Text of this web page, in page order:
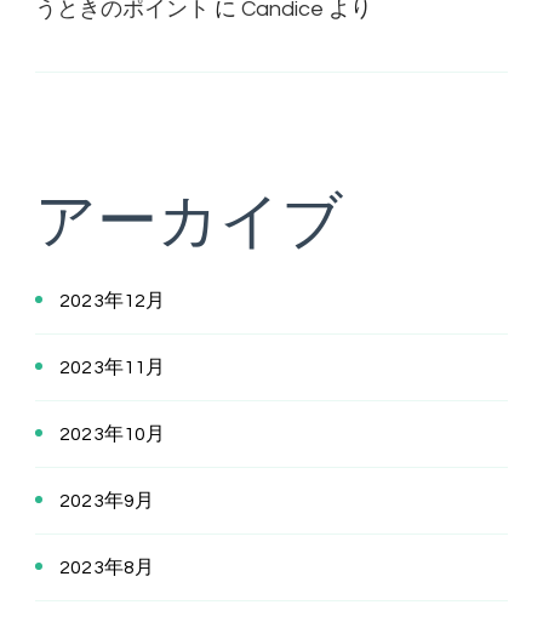
うときのポイント に Candice より
アーカイブ
2023年12月
2023年11月
2023年10月
2023年9月
2023年8月